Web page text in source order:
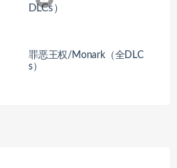
罪恶王权/Monark（全DLC
s）